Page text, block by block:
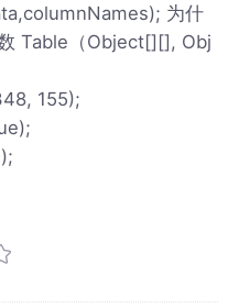
为什
Table（Object[][], Obj
155);